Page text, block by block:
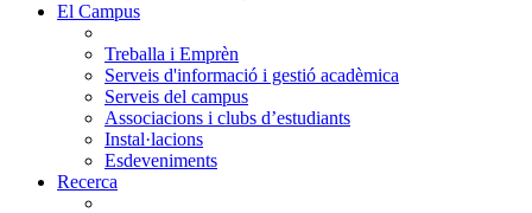
El Campus
Treballa i Emprèn
Serveis d'informació i gestió acadèmica
Serveis del campus
Associacions i clubs d’estudiants
Instal·lacions
Esdeveniments
Recerca